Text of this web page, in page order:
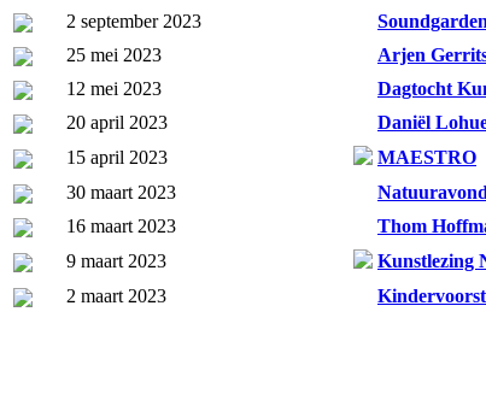
2 september 2023
25 mei 2023
Arjen
12 mei 2023
Dagtocht
20 april 2023
Daniël
15 april 2023
MAESTRO
30 maart 2023
16 maart 2023
Thom
9 maart 2023
Kunstlezing
2 maart 2023